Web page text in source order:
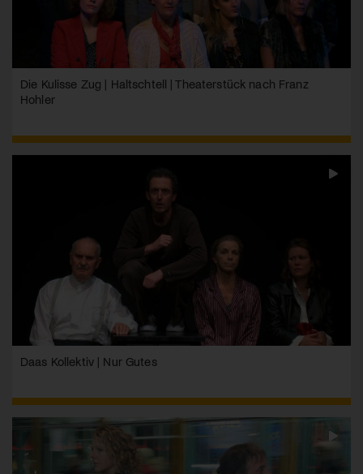
Die Kulisse Zug | Haltschtell | Theaterstück nach Franz
Hohler
Daas Kollektiv | Nur Gutes